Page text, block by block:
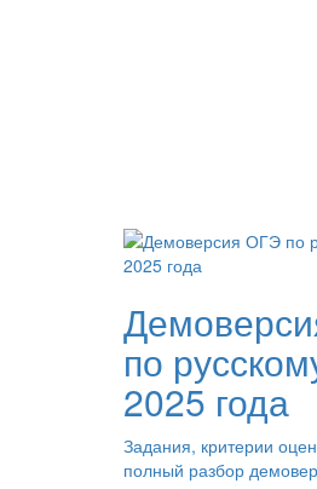
по
2025 года
Задания, критерии
полный разбор